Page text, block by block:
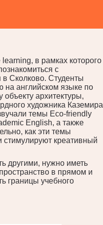
в рамках которого
с
Сколково. Студенты
на английском языке по
архитектуры,
художника Каземира
темы Eco-friendly
English, а также
как эти темы
креативный
другими, нужно иметь
в прямом и
границы учебного